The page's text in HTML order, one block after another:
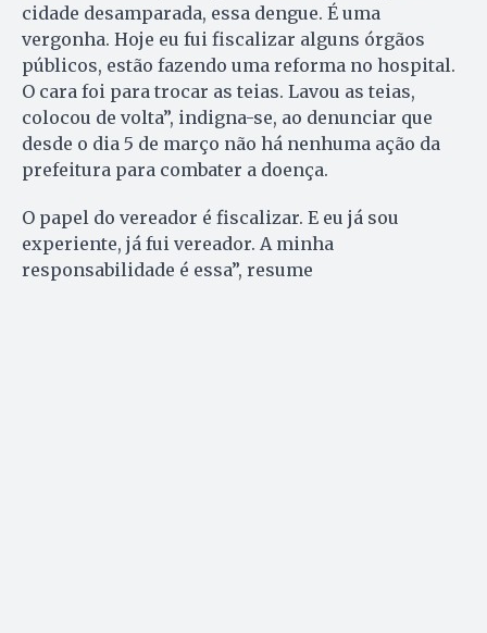
cidade desamparada, essa dengue. É uma
vergonha. Hoje eu fui fiscalizar alguns órgãos
públicos, estão fazendo uma reforma no hospital.
O cara foi para trocar as teias. Lavou as teias,
colocou de volta”, indigna-se, ao denunciar que
desde o dia 5 de março não há nenhuma ação da
prefeitura para combater a doença.
O papel do vereador é fiscalizar. E eu já sou
experiente, já fui vereador. A minha
responsabilidade é essa”, resume